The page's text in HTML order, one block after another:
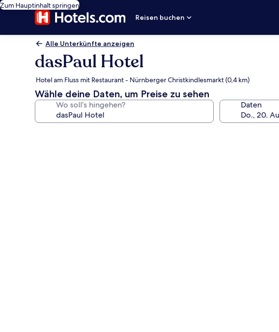
Zum Hauptinhalt springen
Reisen buchen
Alle Unterkünfte anzeigen
dasPaul Hotel
Hotel am Fluss mit Restaurant - Nürnberger Christkindlesmarkt (0,4 km)
Wähle deine Daten, um Preise zu sehen
Wo soll’s hingehen? Daten